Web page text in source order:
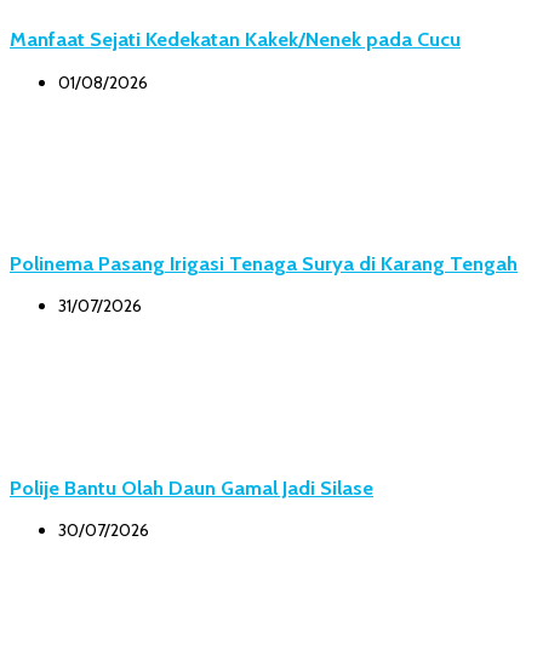
Manfaat Sejati Kedekatan Kakek/Nenek pada Cucu
01/08/2026
Polinema Pasang Irigasi Tenaga Surya di Karang Tengah
31/07/2026
Polije Bantu Olah Daun Gamal Jadi Silase
30/07/2026